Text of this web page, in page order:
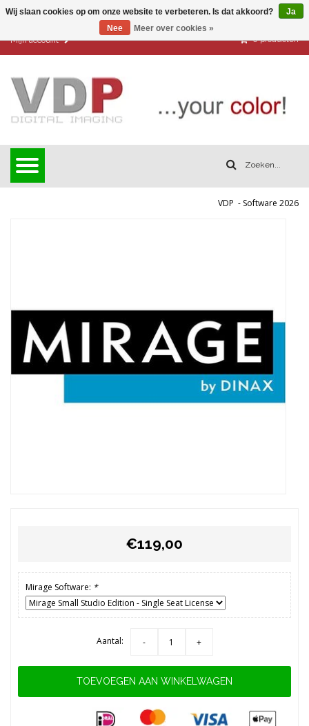
Mijn account 0 producten
VDP - Software 2026
€119,00
Mirage Software: *
Aantal: - +
TOEVOEGEN AAN WINKELWAGEN
Wij slaan cookies op om onze website te verbeteren. Is dat akkoord?
Ja
Nee
Meer over cookies »